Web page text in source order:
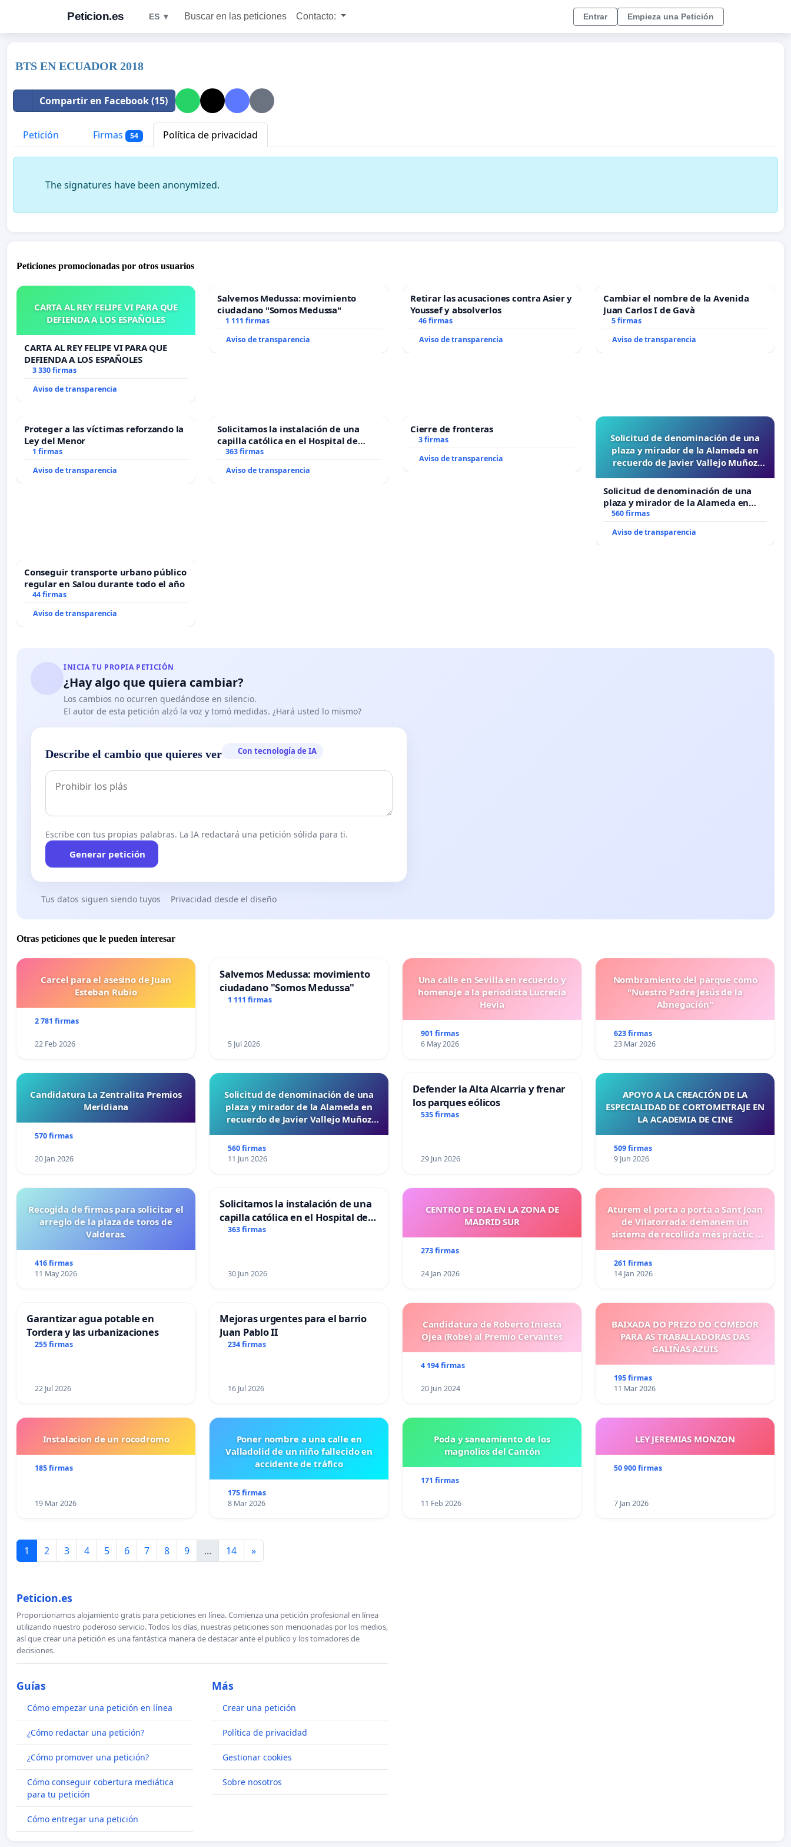
Peticion.es ES ▼ Buscar en las peticiones Contacto: Entrar Empieza una Petición
BTS EN ECUADOR 2018
Compartir en Facebook (15)
Petición Firmas 54 Política de privacidad
The signatures have been anonymized.
Peticiones promocionadas por otros usuarios
CARTA AL REY FELIPE VI PARA QUE
DEFIENDA A LOS ESPAÑOLES
CARTA AL REY FELIPE VI PARA QUE
DEFIENDA A LOS ESPAÑOLES
3 330 firmas
Aviso de transparencia
Salvemos Medussa: movimiento
ciudadano "Somos Medussa"
1 111 firmas
Aviso de transparencia
Retirar las acusaciones contra Asier y
Youssef y absolverlos
46 firmas
Aviso de transparencia
Cambiar el nombre de la Avenida
Juan Carlos I de Gavà
5 firmas
Aviso de transparencia
Proteger a las víctimas reforzando la
Ley del Menor
1 firmas
Aviso de transparencia
Solicitamos la instalación de una
capilla católica en el Hospital de
Alcañiz
363 firmas
Aviso de transparencia
Cierre de fronteras
3 firmas
Aviso de transparencia
Solicitud de denominación de una
plaza y mirador de la Alameda en
recuerdo de Javier Vallejo Muñoz
Solicitud de denominación de una
plaza y mirador de la Alameda en
recuerdo de Javier Vallejo Muñoz
560 firmas
Aviso de transparencia
Conseguir transporte urbano público
regular en Salou durante todo el año
44 firmas
Aviso de transparencia
INICIA TU PROPIA PETICIÓN
¿Hay algo que quiera cambiar?
Los cambios no ocurren quedándose en silencio.
El autor de esta petición alzó la voz y tomó medidas. ¿Hará usted lo mismo?
Describe el cambio que quieres ver Con tecnología de IA
Escribe con tus propias palabras. La IA redactará una petición sólida para ti.
Generar petición
Tus datos siguen siendo tuyos Privacidad desde el diseño
Otras peticiones que le pueden interesar
Carcel para el asesino de Juan
Esteban Rubio
2 781 firmas
22 Feb 2026
Salvemos Medussa: movimiento
ciudadano "Somos Medussa"
1 111 firmas
5 Jul 2026
Una calle en Sevilla en recuerdo y
homenaje a la periodista Lucrecia
Hevia
901 firmas
6 May 2026
Nombramiento del parque como
"Nuestro Padre Jesús de la
Abnegación"
623 firmas
23 Mar 2026
Candidatura La Zentralita Premios
Meridiana
570 firmas
20 Jan 2026
Solicitud de denominación de una
plaza y mirador de la Alameda en
recuerdo de Javier Vallejo Muñoz
560 firmas
11 Jun 2026
Defender la Alta Alcarria y frenar
los parques eólicos
535 firmas
29 Jun 2026
APOYO A LA CREACIÓN DE LA
ESPECIALIDAD DE CORTOMETRAJE EN
LA ACADEMIA DE CINE
509 firmas
9 Jun 2026
Recogida de firmas para solicitar el
arreglo de la plaza de toros de
Valderas.
416 firmas
11 May 2026
Solicitamos la instalación de una
capilla católica en el Hospital de
Alcañiz
363 firmas
30 Jun 2026
CENTRO DE DIA EN LA ZONA DE
MADRID SUR
273 firmas
24 Jan 2026
Aturem el porta a porta a Sant Joan
de Vilatorrada: demanem un
sistema de recollida més pràctic i
261 firmas
14 Jan 2026
Garantizar agua potable en
Tordera y las urbanizaciones
255 firmas
22 Jul 2026
Mejoras urgentes para el barrio
Juan Pablo II
234 firmas
16 Jul 2026
Candidatura de Roberto Iniesta
Ojea (Robe) al Premio Cervantes
4 194 firmas
20 Jun 2024
BAIXADA DO PREZO DO COMEDOR
PARA AS TRABALLADORAS DAS
GALIÑAS AZUIS
195 firmas
11 Mar 2026
Instalacion de un rocodromo
185 firmas
19 Mar 2026
Poner nombre a una calle en
Valladolid de un niño fallecido en
accidente de tráfico
175 firmas
8 Mar 2026
Poda y saneamiento de los
magnolios del Cantón
171 firmas
11 Feb 2026
LEY JEREMIAS MONZON
50 900 firmas
7 Jan 2026
1 2 3 4 5 6 7 8 9 ... 14 »
Peticion.es
Proporcionamos alojamiento gratis para peticiones en línea. Comienza una petición profesional en línea
utilizando nuestro poderoso servicio. Todos los días, nuestras peticiones son mencionadas por los medios,
así que crear una petición es una fantástica manera de destacar ante el publico y los tomadores de
decisiones.
Guías
Cómo empezar una petición en línea
¿Cómo redactar una petición?
¿Cómo promover una petición?
Cómo conseguir cobertura mediática
para tu petición
Cómo entregar una petición
Más
Crear una petición
Política de privacidad
Gestionar cookies
Sobre nosotros